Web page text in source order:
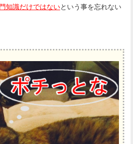
知識だけではないという事を忘れない